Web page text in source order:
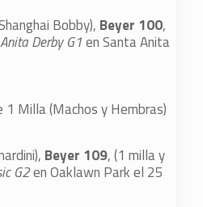
Bobby), Beyer 100,
Derby G1en Santa Anita
Milla (Machos y Hembras)
Beyer 109, (1 milla y
G2en Oaklawn Park el 25